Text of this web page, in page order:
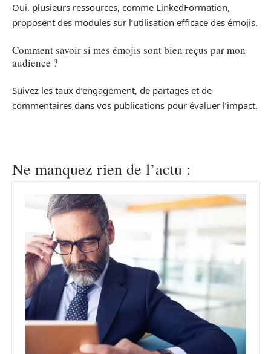
Oui, plusieurs ressources, comme LinkedFormation,
proposent des modules sur l’utilisation efficace des émojis.
Comment savoir si mes émojis sont bien reçus par mon
audience ?
Suivez les taux d’engagement, de partages et de
commentaires dans vos publications pour évaluer l’impact.
Ne manquez rien de l’actu :